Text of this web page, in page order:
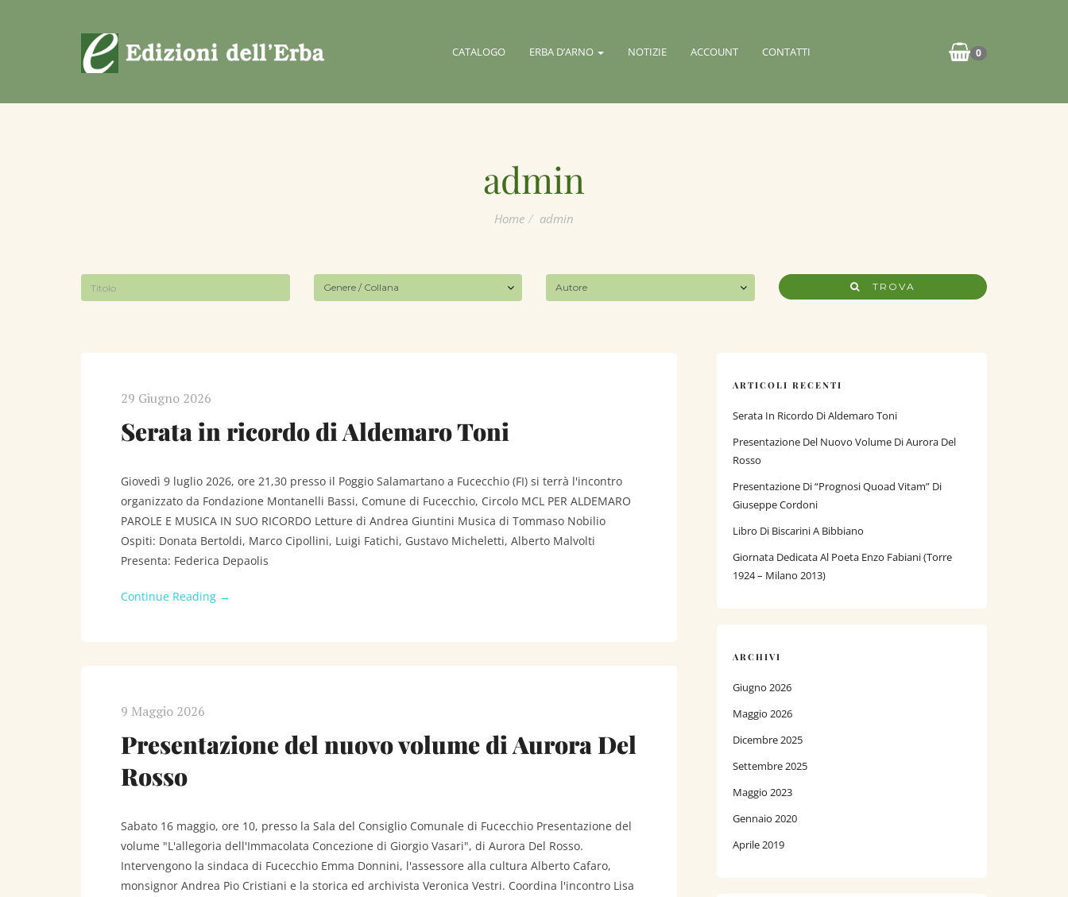
0
CATALOGO ERBA D’ARNO NOTIZIE ACCOUNT CONTATTI
admin
Home admin
TROVA
29 Giugno 2026
Serata in ricordo di Aldemaro Toni
Giovedì 9 luglio 2026, ore 21,30 presso il Poggio Salamartano a Fucecchio (FI) si terrà l'incontro
organizzato da Fondazione Montanelli Bassi, Comune di Fucecchio, Circolo MCL PER ALDEMARO
PAROLE E MUSICA IN SUO RICORDO Letture di Andrea Giuntini Musica di Tommaso Nobilio
Ospiti: Donata Bertoldi, Marco Cipollini, Luigi Fatichi, Gustavo Micheletti, Alberto Malvolti
Presenta: Federica Depaolis
Continue Reading →
9 Maggio 2026
Presentazione del nuovo volume di Aurora Del
Rosso
Sabato 16 maggio, ore 10, presso la Sala del Consiglio Comunale di Fucecchio Presentazione del
volume "L'allegoria dell'Immacolata Concezione di Giorgio Vasari", di Aurora Del Rosso.
Intervengono la sindaca di Fucecchio Emma Donnini, l'assessore alla cultura Alberto Cafaro,
monsignor Andrea Pio Cristiani e la storica ed archivista Veronica Vestri. Coordina l'incontro Lisa
ARTICOLI RECENTI
Serata In Ricordo Di Aldemaro Toni
Presentazione Del Nuovo Volume Di Aurora Del
Rosso
Presentazione Di “Prognosi Quoad Vitam” Di
Giuseppe Cordoni
Libro Di Biscarini A Bibbiano
Giornata Dedicata Al Poeta Enzo Fabiani (Torre
1924 – Milano 2013)
ARCHIVI
Giugno 2026
Maggio 2026
Dicembre 2025
Settembre 2025
Maggio 2023
Gennaio 2020
Aprile 2019